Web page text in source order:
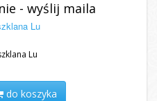
- wyślij maila
Lu
Lu
do koszyka